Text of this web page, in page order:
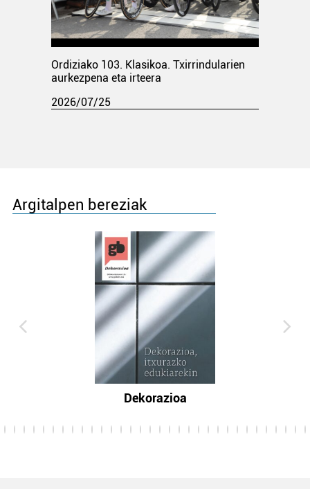
Ordiziako 103. Klasikoa. Txirrindularien
aurkezpena eta irteera
2026/07/25
Argitalpen bereziak
Dekorazioa